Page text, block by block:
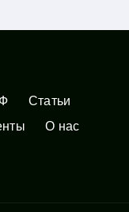
Статьи
О нас